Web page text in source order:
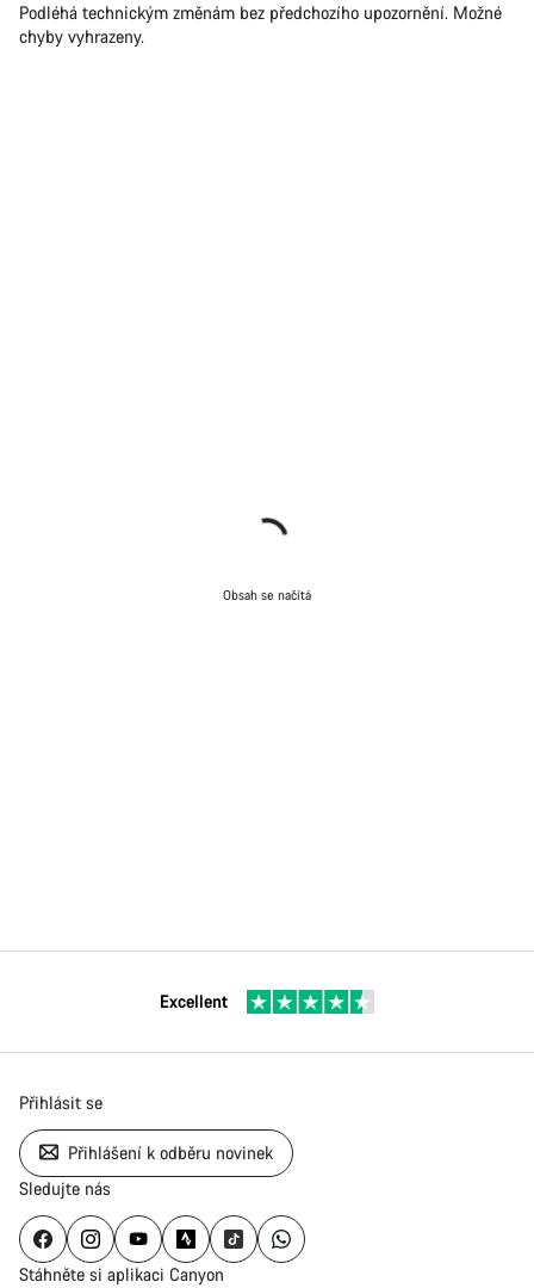
Podléhá technickým změnám bez předchozího upozornění. Možné
chyby vyhrazeny.
Obsah se načítá
Excellent
Přihlásit se
Přihlášení k odběru novinek
Sledujte nás
Stáhněte si aplikaci Canyon